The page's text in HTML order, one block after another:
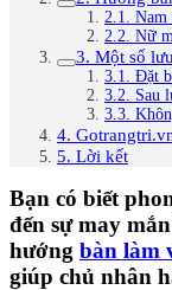
2.1. Nam
2.2. Nữ
3. Một số
3.1. Đặt
3.2. Sau
3.3.
4.
5. Lời kết
Bạn có biết
đến sự may
hướng bàn làm
giúp chủ nhân